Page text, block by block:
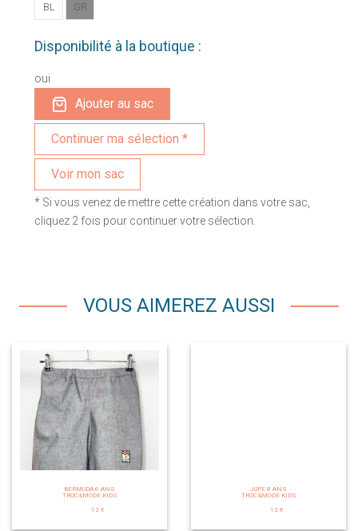
BL GR
Disponibilité à la boutique :
oui
Ajouter au sac
Voir mon sac
* Si vous venez de mettre cette création dans votre sac,
cliquez 2 fois pour continuer votre sélection.
VOUS AIMEREZ AUSSI
BERMUDA 6 ANS
TROC&MODE KIDS
12 €
JUPE 8 ANS
TROC&MODE KIDS
12 €